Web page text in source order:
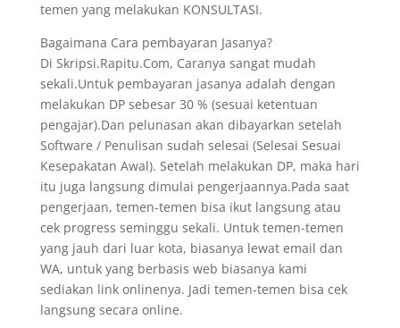
temen yang melakukan KONSULTASI.
Bagaimana Cara pembayaran Jasanya?
Di Skripsi.Rapitu.Com, Caranya sangat mudah
sekali.Untuk pembayaran jasanya adalah dengan
melakukan DP sebesar 30 % (sesuai ketentuan
pengajar).Dan pelunasan akan dibayarkan setelah
Software / Penulisan sudah selesai (Selesai Sesuai
Kesepakatan Awal). Setelah melakukan DP, maka hari
itu juga langsung dimulai pengerjaannya.Pada saat
pengerjaan, temen-temen bisa ikut langsung atau
cek progress seminggu sekali. Untuk temen-temen
yang jauh dari luar kota, biasanya lewat email dan
WA, untuk yang berbasis web biasanya kami
sediakan link onlinenya. Jadi temen-temen bisa cek
langsung secara online.